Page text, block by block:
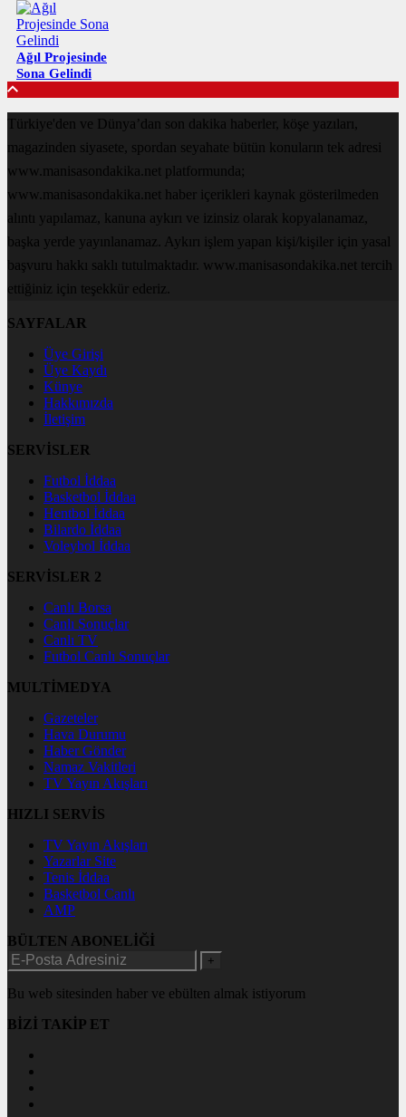
Ağıl Projesinde
Sona Gelindi
Türkiye'den ve Dünya’dan son dakika haberler, köşe yazıları,
magazinden siyasete, spordan seyahate bütün konuların tek adresi
www.manisasondakika.net platformunda;
www.manisasondakika.net haber içerikleri kaynak gösterilmeden
alıntı yapılamaz, kanuna aykırı ve izinsiz olarak kopyalanamaz,
başka yerde yayınlanamaz. Aykırı işlem yapan kişi/kişiler için yasal
başvuru hakkı saklı tutulmaktadır. www.manisasondakika.net tercih
ettiğiniz için teşekkür ederiz.
SAYFALAR
Üye Girişi
Üye Kaydı
Künye
Hakkımızda
İletişim
SERVİSLER
Futbol İddaa
Basketbol İddaa
Hentbol İddaa
Bilardo İddaa
Voleybol İddaa
SERVİSLER 2
Canlı Borsa
Canlı Sonuçlar
Canlı TV
Futbol Canlı Sonuçlar
MULTİMEDYA
Gazeteler
Hava Durumu
Haber Gönder
Namaz Vakitleri
TV Yayın Akışları
HIZLI SERVİS
TV Yayın Akışları
Yazarlar Site
Tenis İddaa
Basketbol Canlı
AMP
BÜLTEN ABONELİĞİ
+
Bu web sitesinden haber ve ebülten almak istiyorum
BİZİ TAKİP ET